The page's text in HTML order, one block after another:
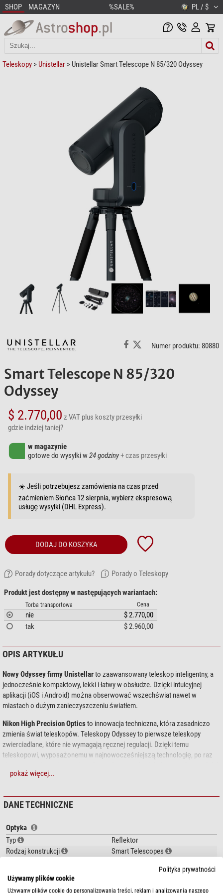
SHOP MAGAZYN %SALE% PL / $
Teleskopy > Unistellar > Unistellar Smart Telescope N 85/320 Odyssey
Numer produktu: 80880
Smart Telescope N 85/320
Odyssey
$ 2.770,00 z VAT plus koszty przesyłki
gdzie indziej taniej?
w magazynie
gotowe do wysyłki w24 godziny+ czas przesyłki
☀️ Jeśli potrzebujesz zamówienia na czas przed
zaćmieniem Słońca 12 sierpnia, wybierz ekspresową
usługę wysyłki (DHL Express).
DODAJ DO KOSZYKA
Porady dotyczące artykułu? Porady o Teleskopy
Produkt jest dostępny w następujących wariantach:
Torba transportowa Cena
nie
$ 2.770,00
tak
$ 2.960,00
OPIS ARTYKUŁU
Nowy Odyssey firmy Unistellarto zaawansowany teleskop inteligentny, a
jednocześnie kompaktowy, lekki i łatwy w obsłudze. Dzięki intuicyjnej
aplikacji (iOS i Android) można obserwować wszechświat nawet w
miastach o dużym zanieczyszczeniu światłem.
Nikon High Precision Opticsto innowacja techniczna, która zasadniczo
zmienia świat teleskopów. Teleskopy Odyssey to pierwsze teleskopy
zwierciadlane, które nie wymagają ręcznej regulacji. Dzięki temu
teleskopowi, wyposażonemu w najnowocześniejszą technologię, po raz
mgławice oddalone o tysiące lat świetlnych
tryb automatycznego ustawiania ostrości, opracowany przez Unistellar
specjalnie do obserwacji astronomicznych. Zapewnia
obrazyoraz zapierająca dech w piersiach jakość obserwacji przez cały
wieczór. Unistellar współpracuje z renomowanymi organizacjami, takimi jak
NASA i SETI. Odyssey systematycznie dostosowuje ostrość podczas
obserwacji, gdy tylko jest to konieczne. Pola gwiazd wydają się być na
wyciągnięcie ręki, a gromada Herkulesa pojawia się z imponującą
wyrazistością.
pokaż więcej...
DANE TECHNICZNE
Optyka
Typ
Reflektor
Rodzaj konstrukcji
Smart Telescopes
Ogniskowa (mm)
Światłosiła (f/)
Polityka prywatności
Używamy plików cookie
Używamy plików cookie do personalizowania treści, reklam i analizowania naszego